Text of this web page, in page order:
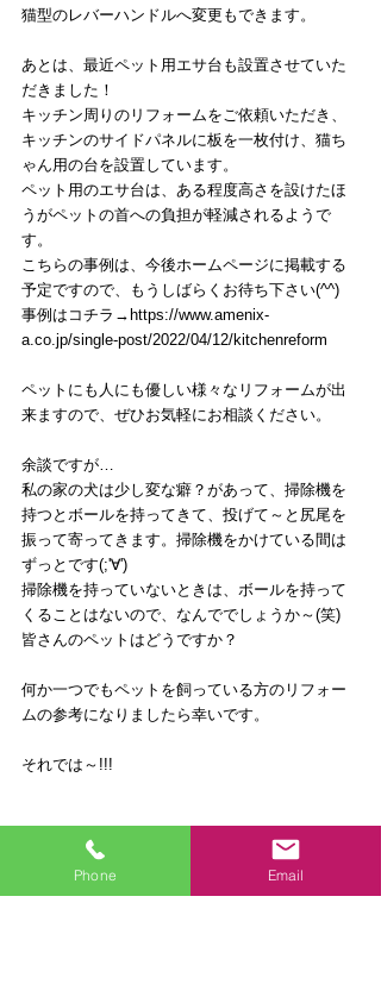
猫型のレバーハンドルへ変更もできます。
あとは、最近ペット用エサ台も設置させていた
だきました！
キッチン周りのリフォームをご依頼いただき、
キッチンのサイドパネルに板を一枚付け、猫ち
ゃん用の台を設置しています。
ペット用のエサ台は、ある程度高さを設けたほ
うがペットの首への負担が軽減されるようで
す。
こちらの事例は、今後ホームページに掲載する
予定ですので、もうしばらくお待ち下さい(^^)
事例はコチラ→https://www.amenix-
a.co.jp/single-post/2022/04/12/kitchenreform
ペットにも人にも優しい様々なリフォームが出
来ますので、ぜひお気軽にお相談ください。
余談ですが…
私の家の犬は少し変な癖？があって、掃除機を
持つとボールを持ってきて、投げて～と尻尾を
振って寄ってきます。掃除機をかけている間は
ずっとです(;'∀')
掃除機を持っていないときは、ボールを持って
くることはないので、なんででしょうか～(笑)
皆さんのペットはどうですか？
何か一つでもペットを飼っている方のリフォー
ムの参考になりましたら幸いです。
それでは～!!!
Phone Email